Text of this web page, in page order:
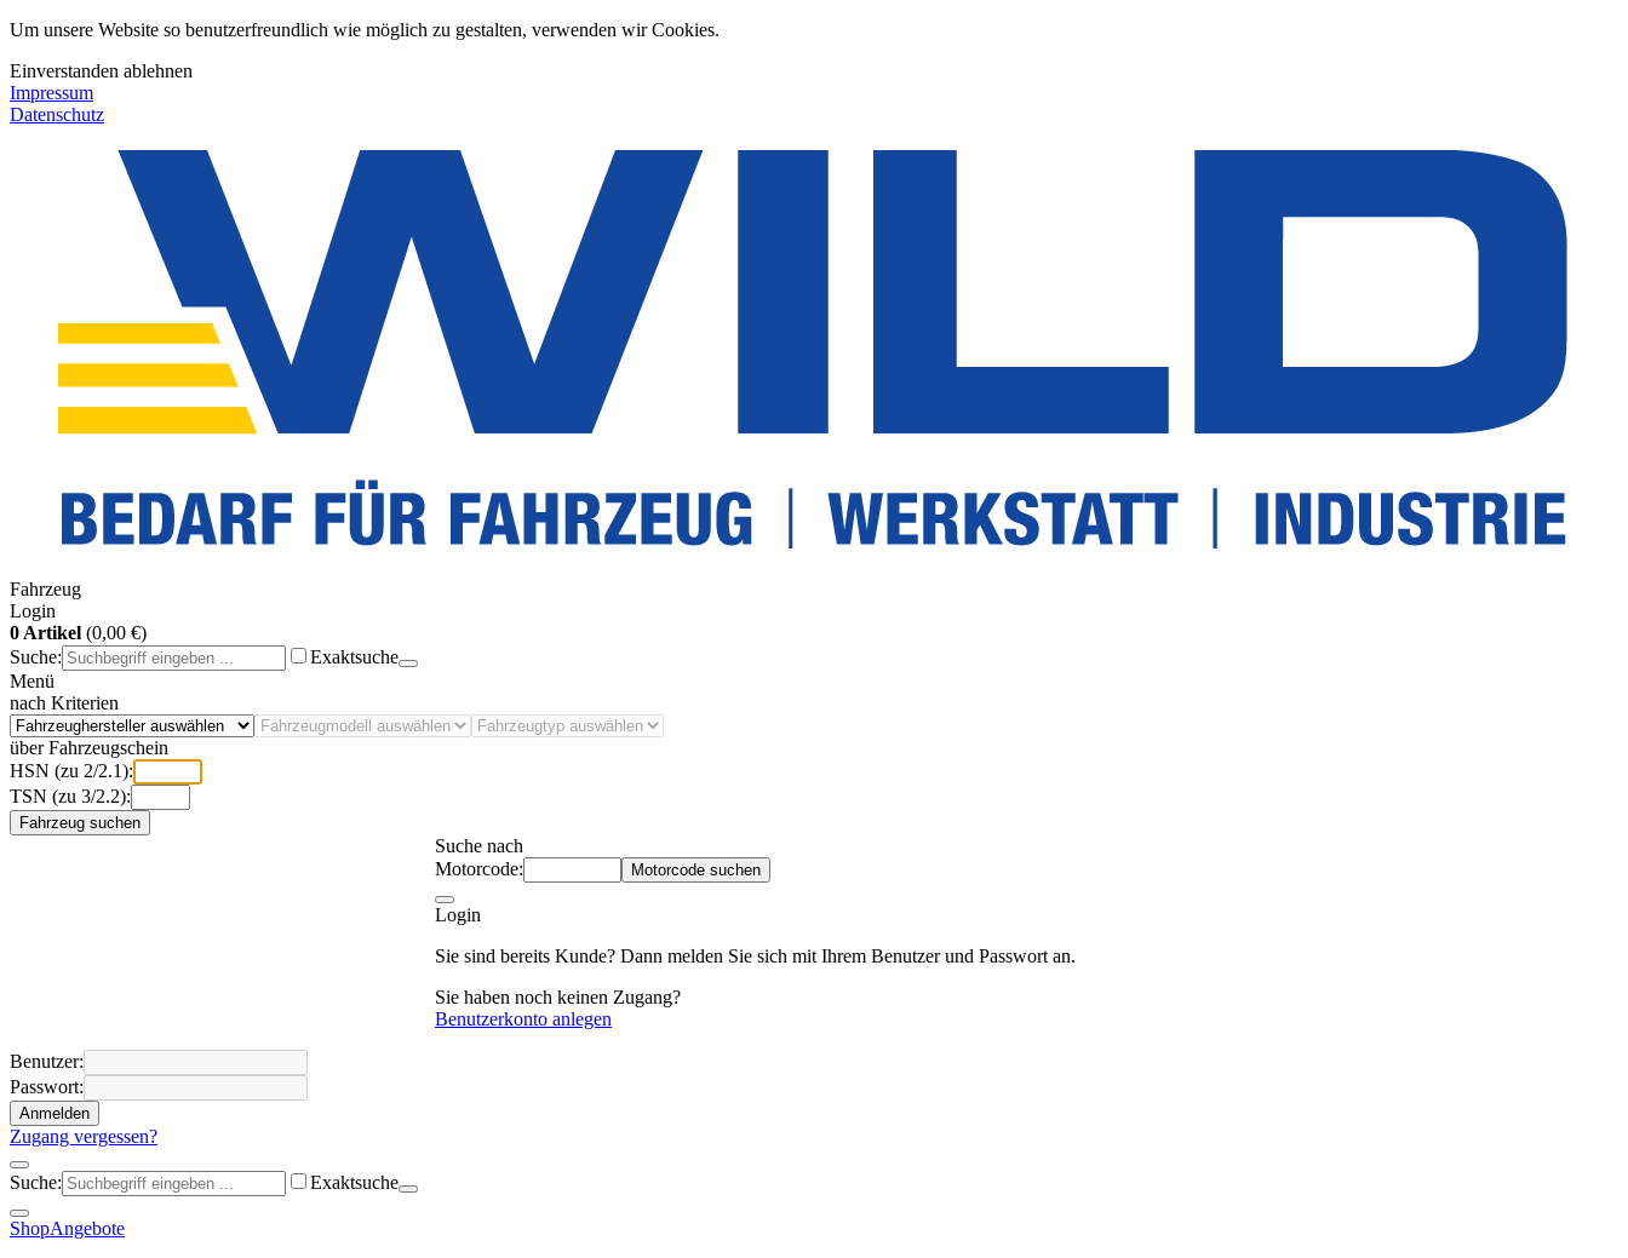
Um unsere Website so benutzerfreundlich wie möglich zu gestalten, verwenden wir Cookies.
Einverstanden ablehnen
Impressum
Datenschutz
Fahrzeug
Login
0 Artikel (0,00 €)
Suche:
Exaktsuche
Menü
nach Kriterien
über Fahrzeugschein
HSN (zu 2/2.1):
TSN (zu 3/2.2):
Fahrzeug suchen
Suche nach
Motorcode:
Motorcode suchen
Login
Sie sind bereits Kunde? Dann melden Sie sich mit Ihrem Benutzer und Passwort an.
Sie haben noch keinen Zugang?
Benutzerkonto anlegen
Benutzer:
Passwort:
Anmelden
Zugang vergessen?
Suche: Exaktsuche
ShopAngebote